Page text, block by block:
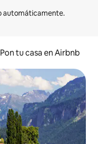
Pon tu casa en Airbnb